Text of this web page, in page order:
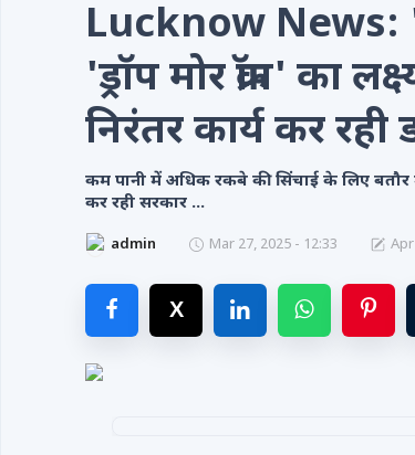
Contacts
Lucknow News:
'ड्रॉप मोर क्रॉप' का
निरंतर कार्य कर
कम पानी में अधिक रकबे की सिंचाई के लिए बतौर
कर रही सरकार ...
admin Mar 27, 2025 - 12:33